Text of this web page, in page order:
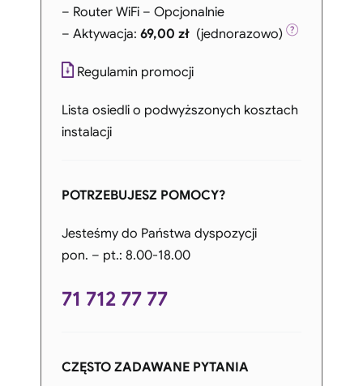
– Router WiFi – Opcjonalnie
– Aktywacja: 69,00 zł (jednorazowo)
Regulamin promocji
Lista osiedli o podwyższonych kosztach
instalacji
POTRZEBUJESZ POMOCY?
Jesteśmy do Państwa dyspozycji
pon. – pt.: 8.00-18.00
71 712 77 77
CZĘSTO ZADAWANE PYTANIA